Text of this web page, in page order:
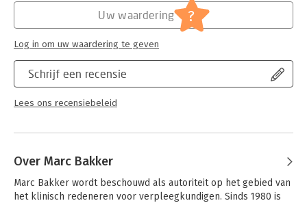
Schrijf een recensie
Lees ons recensiebeleid
Uw waardering ?
Log in om uw waardering te geven
Over Marc Bakker
Marc Bakker wordt beschouwd als autoriteit op het gebied van
het klinisch redeneren voor verpleegkundigen. Sinds 1980 is